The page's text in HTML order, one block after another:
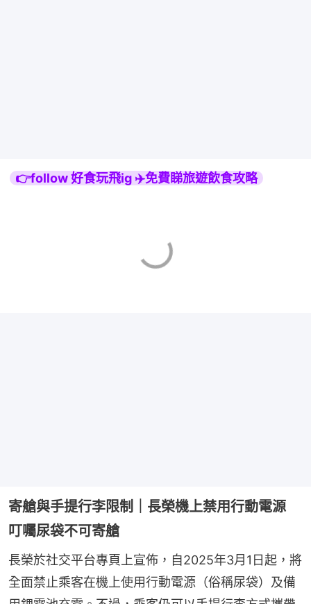
👉follow 好食玩飛ig ✈️免費睇旅遊飲食攻略
寄艙與手提行李限制｜長榮機上禁用行動電源
叮囑尿袋不可寄艙
長榮於社交平台專頁上宣佈，自2025年3月1日起，將
全面禁止乘客在機上使用行動電源（俗稱尿袋）及備